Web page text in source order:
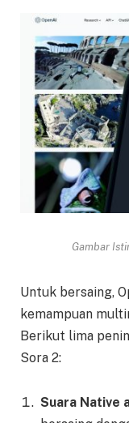
Gambar
Untuk bersaing,
kemampuan
Berikut lima
Sora 2:
Suara Native